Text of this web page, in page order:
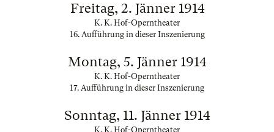
Freitag, 2. Jänner 1914
K. K. Hof-Operntheater
16. Aufführung in dieser Inszenierung
Montag, 5. Jänner 1914
K. K. Hof-Operntheater
17. Aufführung in dieser Inszenierung
Sonntag, 11. Jänner 1914
K. K. Hof-Operntheater